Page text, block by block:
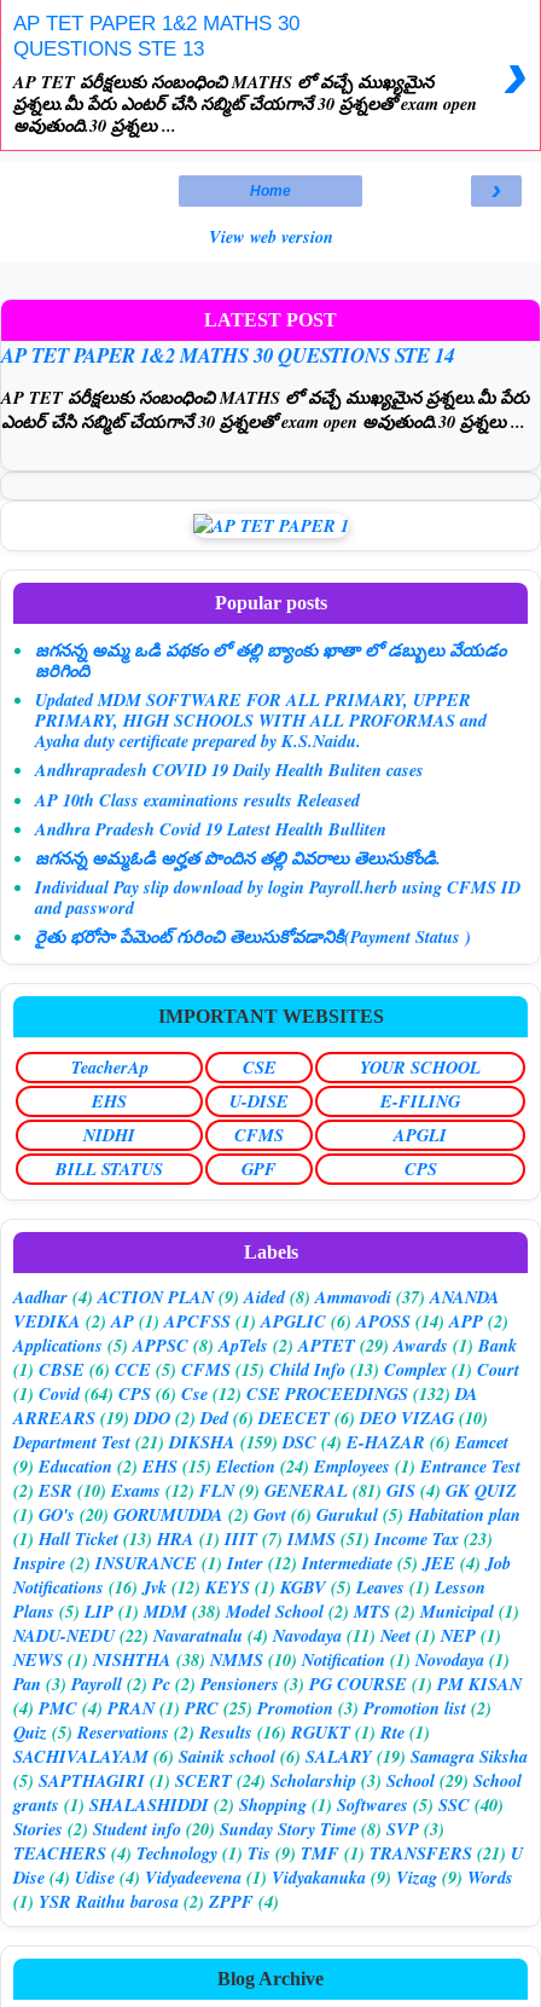
AP TET PAPER 1&2 MATHS 30
QUESTIONS STE 13
›
AP TET పరీక్షలుకు సంబంధించి MATHS లో వచ్చే ముఖ్యమైన
ప్రశ్నలు.మీ పేరు ఎంటర్ చేసి సబ్మిట్ చేయగానే 30 ప్రశ్నలతో exam open
అవుతుంది.30 ప్రశ్నలు ...
›
Home
View web version
LATEST POST
AP TET PAPER 1&2 MATHS 30 QUESTIONS STE 14
AP TET పరీక్షలుకు సంబంధించి MATHS లో వచ్చే ముఖ్యమైన ప్రశ్నలు.మీ పేరు
ఎంటర్ చేసి సబ్మిట్ చేయగానే 30 ప్రశ్నలతో exam open అవుతుంది.30 ప్రశ్నలు ...
Popular posts
జగనన్న అమ్మ ఒడి పథకం లో తల్లి బ్యాంకు ఖాతా లో డబ్బులు వేయడం
జరిగింది
Updated MDM SOFTWARE FOR ALL PRIMARY, UPPER
PRIMARY, HIGH SCHOOLS WITH ALL PROFORMAS and
Ayaha duty certificate prepared by K.S.Naidu.
Andhrapradesh COVID 19 Daily Health Buliten cases
AP 10th Class examinations results Released
Andhra Pradesh Covid 19 Latest Health Bulliten
జగనన్న అమ్మఓడి అర్హత పొందిన తల్లి వివరాలు తెలుసుకోండి.
Individual Pay slip download by login Payroll.herb using CFMS ID
and password
రైతు భరోసా పేమెంట్ గురించి తెలుసుకోవడానికి(Payment Status )
IMPORTANT WEBSITES
TeacherAp CSE
YOUR SCHOOL
EHS
U-DISE
E-FILING
NIDHI
CFMS
APGLI
BILL STATUS
GPF CPS
Labels
Aadhar(4) ACTION PLAN(9) Aided(8) Ammavodi(37) ANANDA
VEDIKA (2) AP(1) APCFSS(1) APGLIC(6) APOSS(14) APP(2)
Applications (5) APPSC(8) ApTels (2) APTET(29) Awards (1) Bank
(1) CBSE(6) CCE(5) CFMS(15) Child Info(13) Complex(1) Court
(1) Covid(64) CPS(6) Cse(12) CSE PROCEEDINGS(132) DA
ARREARS(19) DDO(2) Ded(6) DEECET(6) DEO VIZAG(10)
Department Test(21) DIKSHA (159) DSC(4) E-HAZAR (6) Eamcet
(9) Education (2) EHS(15) Election (24) Employees (1) Entrance Test
(2) ESR (10) Exams (12) FLN(9) GENERAL(81) GIS(4) GK QUIZ
(1) GO's (20) GORUMUDDA (2) Govt(6) Gurukul(5) Habitation plan
(1) Hall Ticket(13) HRA (1) IIIT(7) IMMS(51) Income Tax(23)
Inspire(2) INSURANCE(1) Inter(12) Intermediate(5) JEE(4) Job
Notifications (16) Jvk(12) KEYS(1) KGBV(5) Leaves (1) Lesson
Plans (5) LIP(1) MDM(38) Model School(2) MTS(2) Municipal(1)
NADU-NEDU(22) Navaratnalu (4) Navodaya(11) Neet(1) NEP(1)
NEWS(1) NISHTHA (38) NMMS(10) Notification (1) Novodaya(1)
Pan (3) Payroll(2) Pc(2) Pensioners (3) PG COURSE(1) PM KISAN
(4) PMC(4) PRAN(1) PRC(25) Promotion (3) Promotion list(2)
Quiz(5) Reservations (2) Results (16) RGUKT(1) Rte(1)
SACHIVALAYAM(6) Sainik school(6) SALARY(19) Samagra Siksha
(5) SAPTHAGIRI(1) SCERT(24) Scholarship(3) School(29) School
grants (1) SHALASHIDDI(2) Shopping(1) Softwares (5) SSC(40)
Stories (2) Student info(20) Sunday Story Time(8) SVP(3)
TEACHERS(4) Technology(1) Tis (9) TMF(1) TRANSFERS(21) U
Dise(4) Udise(4) Vidyadeevena(1) Vidyakanuka(9) Vizag(9) Words
(1) YSR Raithu barosa(2) ZPPF(4)
Blog Archive